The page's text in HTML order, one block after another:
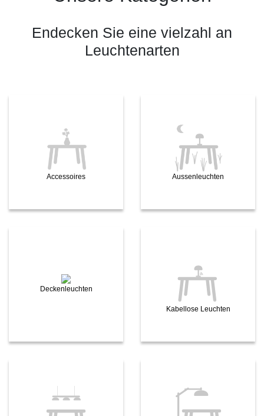
Endecken Sie eine vielzahl an
Leuchtenarten
Accessoires Aussenleuchten
Deckenleuchten
Kabellose Leuchten